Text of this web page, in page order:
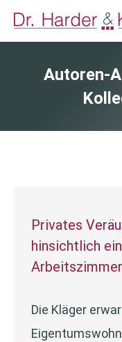
Autoren-
Privates
hinsichtlich
Die Kläger